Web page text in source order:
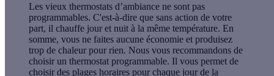
Les vieux thermostats d’ambiance ne sont pas
programmables. C'est-à-dire que sans action de votre
part, il chauffe jour et nuit à la même température. En
somme, vous ne faites aucune économie et produisez
trop de chaleur pour rien. Nous vous recommandons de
choisir un thermostat programmable. Il vous permet de
choisir des plages horaires pour chaque jour de la